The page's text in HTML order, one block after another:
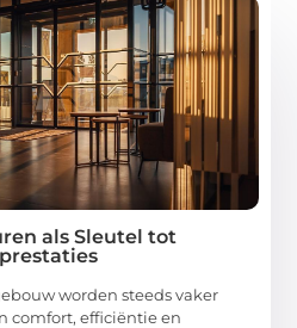
als Sleutel tot
worden steeds vaker
comfort, efficiëntie en